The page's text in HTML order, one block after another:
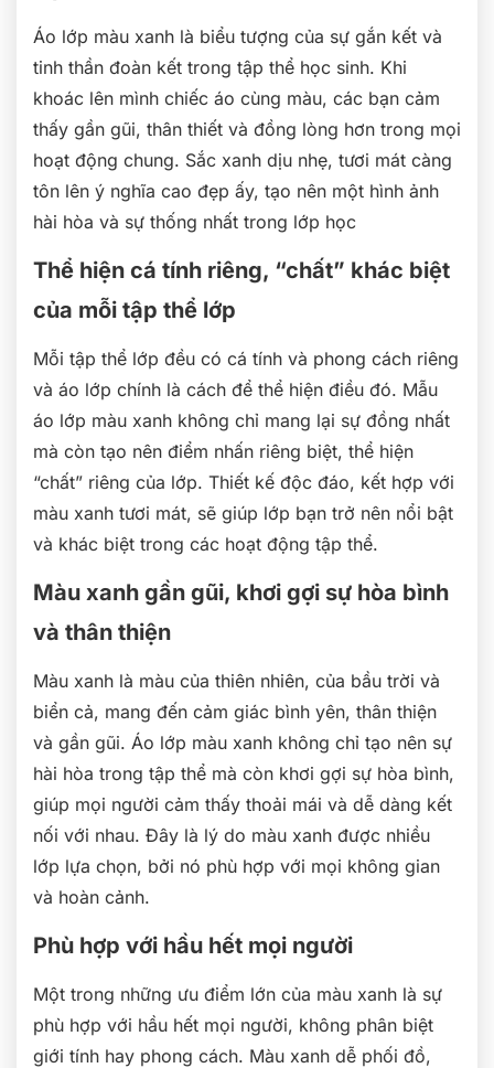
Áo lớp màu xanh là biểu tượng của sự gắn kết và
tinh thần đoàn kết trong tập thể học sinh. Khi
khoác lên mình chiếc áo cùng màu, các bạn cảm
thấy gần gũi, thân thiết và đồng lòng hơn trong mọi
hoạt động chung. Sắc xanh dịu nhẹ, tươi mát càng
tôn lên ý nghĩa cao đẹp ấy, tạo nên một hình ảnh
hài hòa và sự thống nhất trong lớp học
Thể hiện cá tính riêng, “chất” khác biệt
của mỗi tập thể lớp
Mỗi tập thể lớp đều có cá tính và phong cách riêng
và áo lớp chính là cách để thể hiện điều đó. Mẫu
áo lớp màu xanh không chỉ mang lại sự đồng nhất
mà còn tạo nên điểm nhấn riêng biệt, thể hiện
“chất” riêng của lớp. Thiết kế độc đáo, kết hợp với
màu xanh tươi mát, sẽ giúp lớp bạn trở nên nổi bật
và khác biệt trong các hoạt động tập thể.
Màu xanh gần gũi, khơi gợi sự hòa bình
và thân thiện
Màu xanh là màu của thiên nhiên, của bầu trời và
biển cả, mang đến cảm giác bình yên, thân thiện
và gần gũi. Áo lớp màu xanh không chỉ tạo nên sự
hài hòa trong tập thể mà còn khơi gợi sự hòa bình,
giúp mọi người cảm thấy thoải mái và dễ dàng kết
nối với nhau. Đây là lý do màu xanh được nhiều
lớp lựa chọn, bởi nó phù hợp với mọi không gian
và hoàn cảnh.
Phù hợp với hầu hết mọi người
Một trong những ưu điểm lớn của màu xanh là sự
phù hợp với hầu hết mọi người, không phân biệt
giới tính hay phong cách. Màu xanh dễ phối đồ,